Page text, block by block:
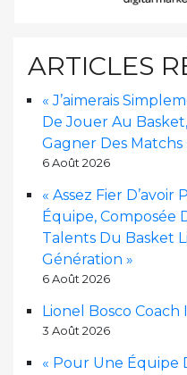
ARTICLES
« J’aimerais
De Jouer Au
Gagner Des Matchs
6 Août 2026
« Assez Fier
Équipe, Composée
Talents Du Basket
Génération »
6 Août 2026
Lionel Bosco Coach
3 Août 2026
« Pour Une Équipe